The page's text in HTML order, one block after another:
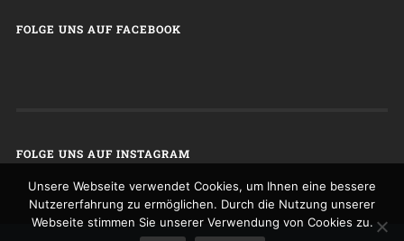
FOLGE UNS AUF FACEBOOK
FOLGE UNS AUF INSTAGRAM
Unsere Webseite verwendet Cookies, um Ihnen eine bessere
Nutzererfahrung zu ermöglichen. Durch die Nutzung unserer
Webseite stimmen Sie unserer Verwendung von Cookies zu.